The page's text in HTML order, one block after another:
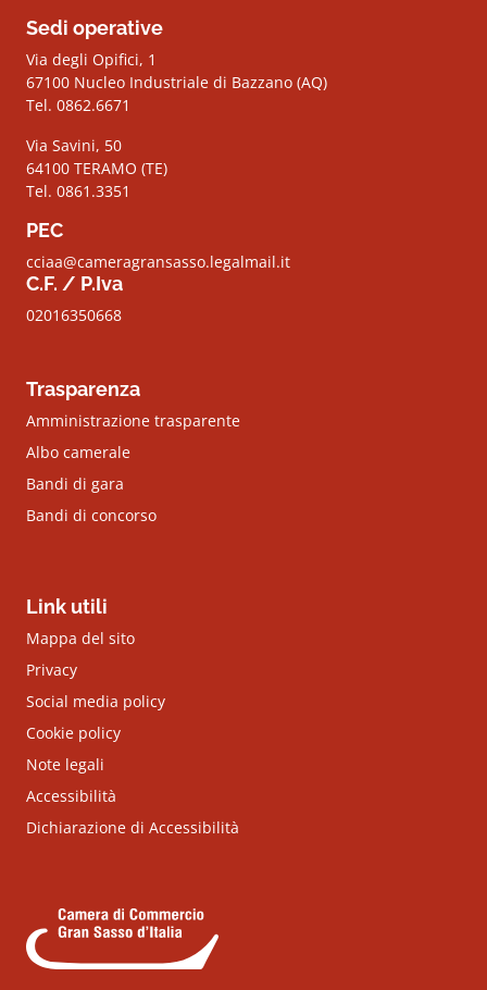
Sedi operative
Via degli Opifici, 1
67100 Nucleo Industriale di Bazzano (AQ)
Tel. 0862.6671
Via Savini, 50
64100 TERAMO (TE)
Tel. 0861.3351
PEC
cciaa@cameragransasso.legalmail.it
C.F. / P.Iva
02016350668
Trasparenza
Amministrazione trasparente
Albo camerale
Bandi di gara
Bandi di concorso
Link utili
Mappa del sito
Privacy
Social media policy
Cookie policy
Note legali
Accessibilità
Dichiarazione di Accessibilità